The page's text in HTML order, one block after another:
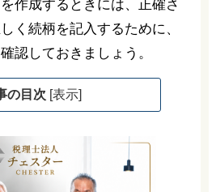
作成するときには、正確さ
く続柄を記入するために、
認しておきましょう。
の目次 [表示]